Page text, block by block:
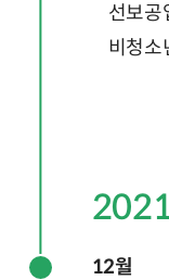
선보공
비청소
12월